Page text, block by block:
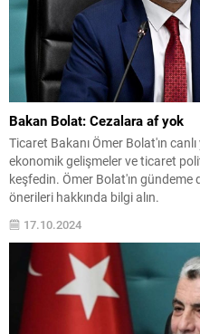
Bakan Bolat: Cezalara af yok
Ticaret Bakanı Ömer Bolat'ın
ekonomik gelişmeler ve ticaret
keşfedin. Ömer Bolat'ın
önerileri hakkında bilgi alın.
17.10.2024